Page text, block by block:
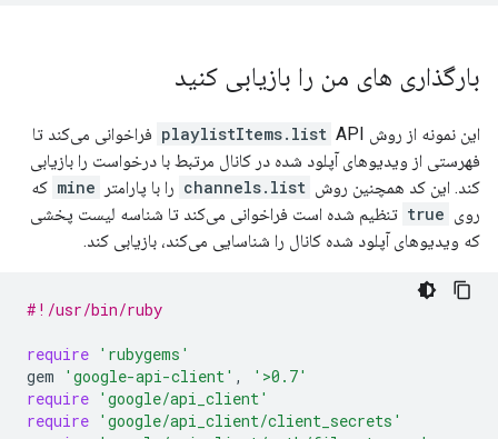
بارگذاری های من را بازیابی کنید
این نمونه از روش playlistItems.list API فراخوانی می‌کند تا
فهرستی از ویدیوهای آپلود شده در کانال مرتبط با درخواست را بازیابی
کند. این کد همچنین روش channels.list را با پارامتر mine که
روی true تنظیم شده است فراخوانی می‌کند تا شناسه لیست پخشی
که ویدیوهای آپلود شده کانال را شناسایی می‌کند، بازیابی کند.
#!/usr/bin/ruby
require 'rubygems'
gem
'google-api-client' ,
'>0.7'
require 'google/api_client'
require 'google/api_client/client_secrets'